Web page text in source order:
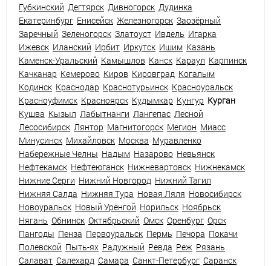
Губкинский Дегтярск Дивногорск Дудинка
Екатеринбург Енисейск Железногорск Заозёрный
Заречный Зеленогорск Златоуст Ивдель Игарка
Ижевск Иланский Ирбит Иркутск Ишим Казань
Каменск-Уральский Камышлов Канск Караул Карпинск
Качканар Кемерово Киров Кировград Когалым
Кодинск Краснодар Краснотурьинск Красноуральск
Красноуфимск Красноярск Кудымкар Кунгур Курган
Кушва Кызыл Лабытнанги Лангепас Лесной
Лесосибирск Лянтор Магнитогорск Мегион Миасс
Минусинск Михайловск Москва Муравленко
Набережные Челны Надым Назарово Невьянск
Нефтекамск Нефтеюганск Нижневартовск Нижнекамск
Нижние Серги Нижний Новгород Нижний Тагил
Нижняя Салда Нижняя Тура Новая Ляля Новосибирск
Новоуральск Новый Уренгой Норильск Ноябрьск
Нягань Обнинск Октябрьский Омск Оренбург Орск
Пангоды Пенза Первоуральск Пермь Печора Покачи
Полевской Пыть-ях Радужный Ревда Реж Рязань
Салават Салехард Самара Санкт-Петербург Саранск